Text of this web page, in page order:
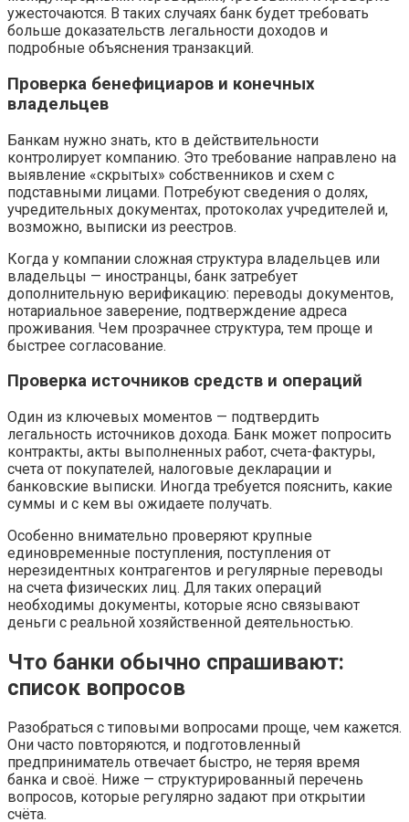
ужесточаются. В таких случаях банк будет требовать
больше доказательств легальности доходов и
подробные объяснения транзакций.
Проверка бенефициаров и конечных
владельцев
Банкам нужно знать, кто в действительности
контролирует компанию. Это требование направлено на
выявление «скрытых» собственников и схем с
подставными лицами. Потребуют сведения о долях,
учредительных документах, протоколах учредителей и,
возможно, выписки из реестров.
Когда у компании сложная структура владельцев или
владельцы — иностранцы, банк затребует
дополнительную верификацию: переводы документов,
нотариальное заверение, подтверждение адреса
проживания. Чем прозрачнее структура, тем проще и
быстрее согласование.
Проверка источников средств и операций
Один из ключевых моментов — подтвердить
легальность источников дохода. Банк может попросить
контракты, акты выполненных работ, счета-фактуры,
счета от покупателей, налоговые декларации и
банковские выписки. Иногда требуется пояснить, какие
суммы и с кем вы ожидаете получать.
Особенно внимательно проверяют крупные
единовременные поступления, поступления от
нерезидентных контрагентов и регулярные переводы
на счета физических лиц. Для таких операций
необходимы документы, которые ясно связывают
деньги с реальной хозяйственной деятельностью.
Что банки обычно спрашивают:
список вопросов
Разобраться с типовыми вопросами проще, чем кажется.
Они часто повторяются, и подготовленный
предприниматель отвечает быстро, не теряя время
банка и своё. Ниже — структурированный перечень
вопросов, которые регулярно задают при открытии
счёта.